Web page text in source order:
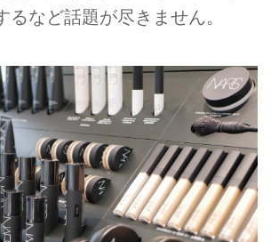
るなど話題が尽きません。